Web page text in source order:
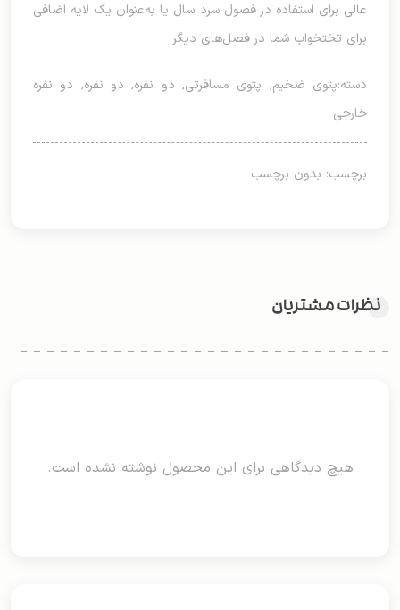
عالی برای استفاده در فصول سرد سال یا به‌عنوان یک لایه اضافی
برای تختخواب شما در فصل‌های دیگر.
دسته:پتوی ضخیم, پتوی مسافرتی, دو نفره, دو نفره, دو نفره
خارجی
برچسب: بدون برچسب
نظرات مشتریان
هیچ دیدگاهی برای این محصول نوشته نشده است.